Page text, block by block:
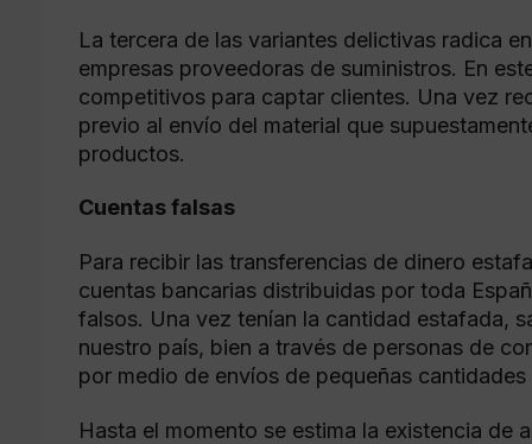
La tercera de las variantes delictivas radica
empresas proveedoras de suministros. En
competitivos para captar clientes. Una vez
previo al envío del material que
productos.
Cuentas falsas
Para recibir las transferencias de dinero
cuentas bancarias distribuidas por toda
falsos. Una vez tenían la cantidad estafada,
nuestro país, bien a través de personas de
por medio de envíos de pequeñas
Hasta el momento se estima la existencia de